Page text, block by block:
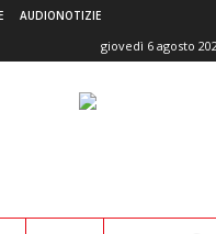
AUDIONOTIZIE
giovedì 6 agosto